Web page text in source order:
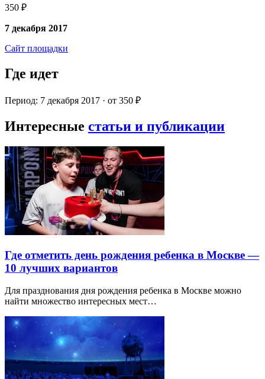
350 ₽
7 декабря 2017
Сайт площадки
Где идет
Период: 7 декабря 2017 · от 350 ₽
Интересные статьи и публикации
Где отметить день рождения ребенка в Москве —
10 лучших вариантов
Для празднования дня рождения ребенка в Москве можно
найти множество интересных мест…